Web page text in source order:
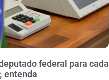
federal para cada
entenda